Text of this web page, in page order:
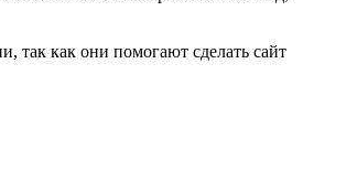
так как они помогают сделать сайт